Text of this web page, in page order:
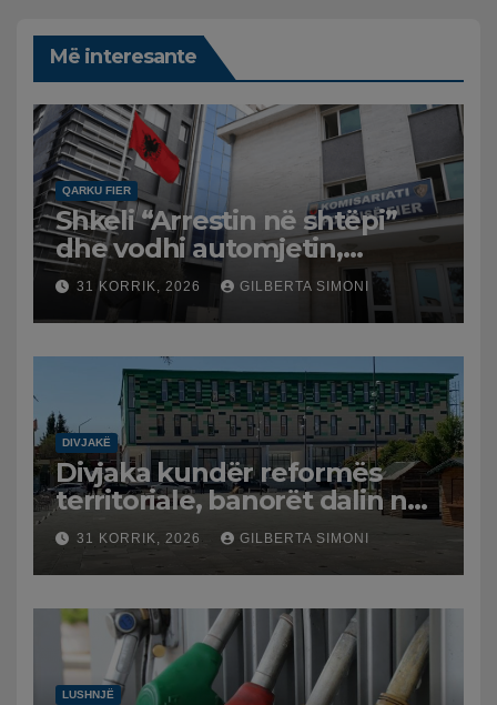
Më interesante
QARKU FIER
Shkeli “Arrestin në shtëpi”
dhe vodhi automjetin,
arrestohet 43-vjeçari
31 KORRIK, 2026 GILBERTA SIMONI
DIVJAKË
Divjaka kundër reformës
territoriale, banorët dalin në
protestë.
31 KORRIK, 2026 GILBERTA SIMONI
LUSHNJË